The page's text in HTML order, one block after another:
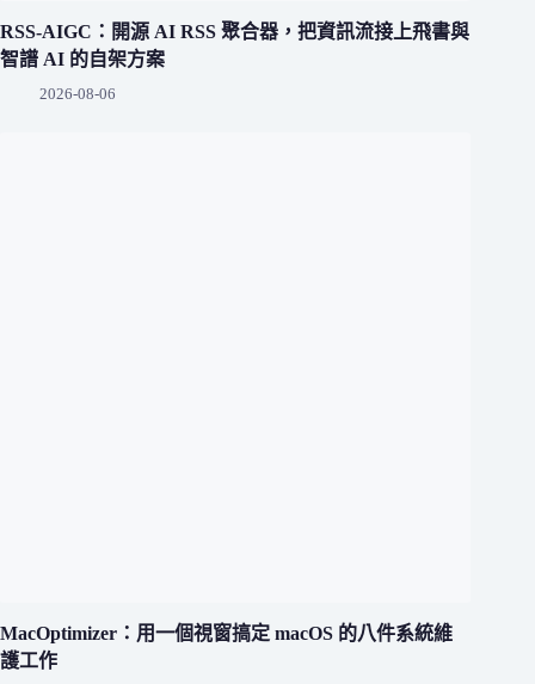
RSS-AIGC：開源 AI RSS 聚合器，把資訊流接上飛書與
智譜 AI 的自架方案
2026-08-06
MacOptimizer：用一個視窗搞定 macOS 的八件系統維
護工作